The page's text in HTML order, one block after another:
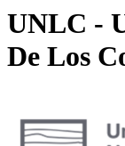
UNLC -
De Los